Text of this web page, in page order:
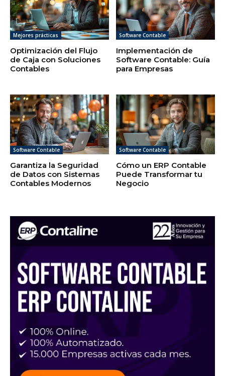
Mejores prácticas
Optimización del Flujo
de Caja con Soluciones
Contables
Software Contable
Implementación de
Software Contable: Guía
para Empresas
Software Contable
Garantiza la Seguridad
de Datos con Sistemas
Contables Modernos
Software Contable
Cómo un ERP Contable
Puede Transformar tu
Negocio